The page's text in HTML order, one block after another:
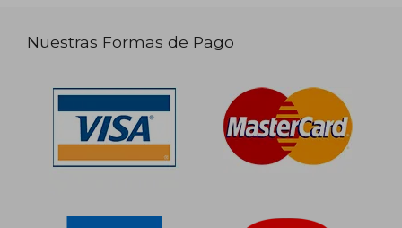
Nuestras Formas de Pago